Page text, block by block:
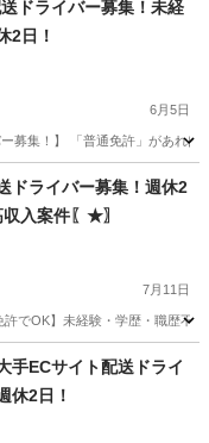
ドライバー募集！未経
2日！
6月5日
募集！】 「普通免許」があれ
ドライバー募集！週休2
入案件〖★〗
7月11日
許でOK】未経験・学歴・職歴
手ECサイト配送ドライ
休2日！